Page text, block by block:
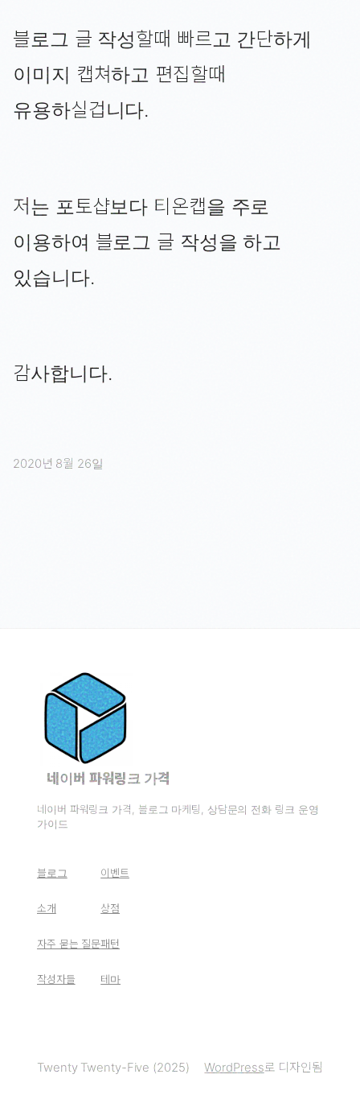
블로그 글 작성할때 빠르고 간단하게
이미지 캡쳐하고 편집할때
유용하실겁니다.
저는 포토샵보다 티온캡을 주로
이용하여 블로그 글 작성을 하고
있습니다.
감사합니다.
2020년 8월 26일
네이버 파워링크 가격
네이버 파워링크 가격, 블로그 마케팅, 상담문의 전화 링크 운영
가이드
블로그
소개
자주 묻는 질문
작성자들
이벤트
상점
패턴
테마
Twenty Twenty-Five (2025) WordPress로 디자인됨